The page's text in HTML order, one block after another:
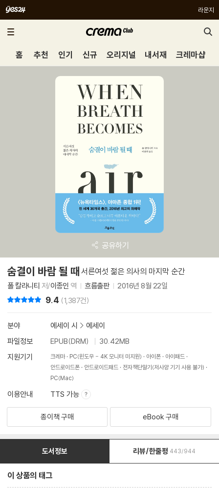
라운지
홈 추천 인기 신규 오리지널 내서재 크레마샵
공유하기
숨결이 바람 될 때 서른여섯 젊은 의사의 마지막 순간
폴 칼라니티 저/이종인 역 흐름출판 2016년 8월 22일
9.4 (1,387건)
분야 에세이 시 > 에세이
파일정보
EPUB(DRM)
30.42MB
지원기기
크레마 PC(윈도우 - 4K 모니터 미지원) 아이폰
아이패드
안드로이드폰
안드로이드패드
전자책단말기(저사양 기기 사용 불가)
PC(Mac)
이용안내 TTS 가능
종이책 구매 eBook 구매
도서정보 리뷰/한줄평 443/944
이 상품의 태그